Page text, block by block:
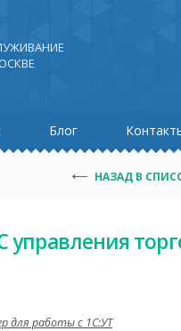
Блог
НАЗАД В
для работы с 1С:УТ